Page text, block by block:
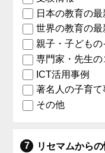
日本の教育の最
世界の教育の最
親子・子ども
専門家・先生の
ICT活用事例
著名人の子育
その他
リセマムから